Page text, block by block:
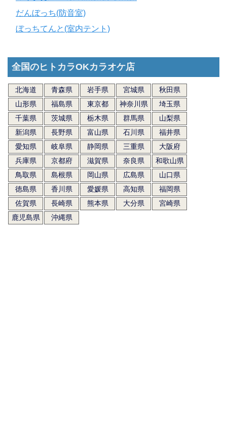
だんぼっち(防音室)
ぼっちてんと(室内テント)
全国のヒトカラOKカラオケ店
北海道 青森県 岩手県 宮城県
秋田県
山形県
福島県 東京都 神奈川県
埼玉県
千葉県
茨城県 栃木県 群馬県
山梨県
新潟県
長野県 富山県 石川県
福井県
愛知県
岐阜県 静岡県 三重県
大阪府
兵庫県
京都府 滋賀県 奈良県
和歌山県
鳥取県
島根県 岡山県 広島県
山口県
徳島県
香川県 愛媛県 高知県
福岡県
佐賀県
長崎県 熊本県 大分県
宮崎県
鹿児島県
沖縄県